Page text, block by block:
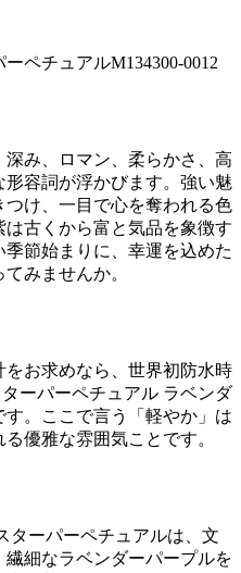
ペチュアルM134300-0012
み、ロマン、柔らかさ、高
容詞が浮かびます。強い魅
け、一目で心を奪われる色
古くから富と気品を象徴す
節始まりに、幸運を込めた
みませんか。
お求めなら、世界初防水時
ーパーペチュアル ラベンダ
。ここで言う「軽やか」は
優雅な雰囲気ことです。
ターパーペチュアルは、文
細なラベンダーパープルを